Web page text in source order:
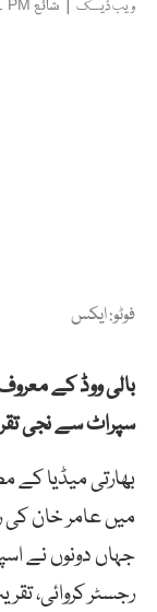
ویب ڈیسک | شائع PM
فوٹو: ایکس
بالی ووڈ کے
سپراٹ سے نجی
بھارتی میڈیا کے
میں عامر خان کی
جہاں دونوں نے
رجسٹر کروائی،